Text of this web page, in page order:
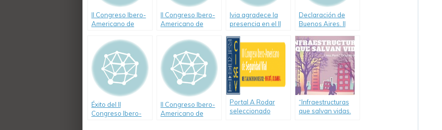
II Congreso Ibero-
Americano de
II Congreso Ibero-
Americano de
Ivia agradece la
presencia en el II
americano de
Seguridad Vial
Declaración de
Buenos Aires. II
americano de
Seguridad Vial
Éxito del II
Congreso Ibero-
II Congreso Ibero-
Americano de
Portal A Rodar
seleccionado
“Infraestructuras
que salvan vidas.